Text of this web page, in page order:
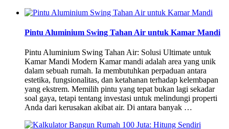
Pintu Aluminium Swing Tahan Air untuk Kamar Mandi
Pintu Aluminium Swing Tahan Air: Solusi Ultimate untuk
Kamar Mandi Modern Kamar mandi adalah area yang unik
dalam sebuah rumah. Ia membutuhkan perpaduan antara
estetika, fungsionalitas, dan ketahanan terhadap kelembapan
yang ekstrem. Memilih pintu yang tepat bukan lagi sekadar
soal gaya, tetapi tentang investasi untuk melindungi properti
Anda dari kerusakan akibat air. Di antara banyak …